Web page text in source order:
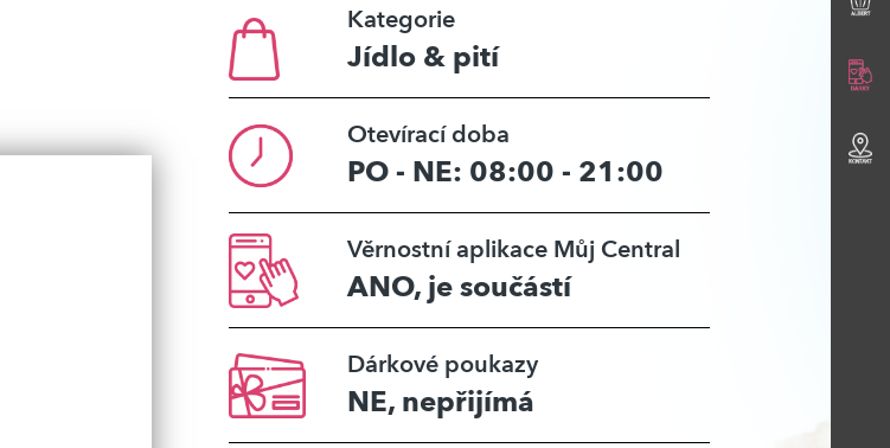
Kategorie
Jídlo & pití
Otevírací doba
PO - NE: 08:00 - 21:00
Věrnostní aplikace Můj Central
ANO, je součástí
Dárkové poukazy
NE, nepřijímá